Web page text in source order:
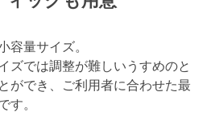
容量サイズ。
ズでは調整が難しいうすめのと
ができ、ご利用者に合わせた最
す。